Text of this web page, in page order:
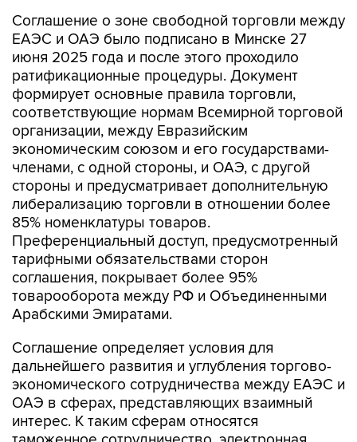
Соглашение о зоне свободной торговли между
ЕАЭС и ОАЭ было подписано в Минске 27
июня 2025 года и после этого проходило
ратификационные процедуры. Документ
формирует основные правила торговли,
соответствующие нормам Всемирной торговой
организации, между Евразийским
экономическим союзом и его государствами-
членами, с одной стороны, и ОАЭ, с другой
стороны и предусматривает дополнительную
либерализацию торговли в отношении более
85% номенклатуры товаров.
Преференциальный доступ, предусмотренный
тарифными обязательствами сторон
соглашения, покрывает более 95%
товарооборота между РФ и Объединенными
Арабскими Эмиратами.
Соглашение определяет условия для
дальнейшего развития и углубления торгово-
экономического сотрудничества между ЕАЭС и
ОАЭ в сферах, представляющих взаимный
интерес. К таким сферам относятся